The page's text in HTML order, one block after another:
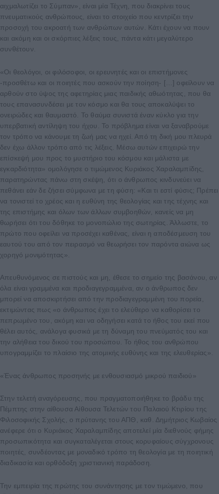
αιχμαλωτίζει το Σύμπαν», είναι μία Τέχνη, που διακρίνει τους
πνευματικούς ανθρώπους, είναι το στοιχείο που κεντρίζει την
προσοχή του ακροατή των ανθρώπων αυτών. Κάτι έχουν να πουν
και ακόμη και οι σκόρπιες λέξεις τους, πάντα κάτι μεγαλύτερο
συνθέτουν.
«Οι θεολόγοι, οι φιλόσοφοι, οι ερευνητές και οι επιστήμονες
-προσθέτω και οι ποιητές που ασκούν την ποίηση- […] οφείλουν να
αρθούν στο ύψος της αφετηρίας μιας παιδικής αθωότητας, που θα
τους επανασυνδέσει με τον κόσμο και θα τους αποκαλύψει το
ονειρώδες και θαυμαστό. Το θαύμα συνιστά έναν κύκλο για την
υπερβατική αντίληψη του ήχου. Το πρόβλημα είναι να ξαναβρούμε
τον τρόπο να κάνουμε τη ζωή μας να ηχεί. Από τη δική μου πλευρά
δεν έχω άλλον τρόπο από τις λέξεις. Μέσω αυτών επιχειρώ την
επίσκεψή μου προς το μυστήριο του κόσμου και μάλιστα με
εγκαρδιότητα» ομολόγησε ο τιμώμενος Κυριάκος Χαραλαμπίδης,
παρατηρώντας πάνω στη σκέψη, ότι ο άνθρωπος κινδυνεύει να
πεθάνει εάν δε ζήσει σύμφωνα με τη φύση: «Και τι εστί φύσις; Πρέπει
να τονιστεί το χρέος και η ευθύνη της θεολογίας και της τέχνης και
της επιστήμης και όλων των άλλων συμβοηθών, κανείς να μη
θωρήσει ότι του δόθηκε το μονοπώλιο της σωτηρίας. Άλλωστε, το
πρώτο που οφείλει να προσέχει καθένας, είναι η αποδέσμευση του
εαυτού του από τον πειρασμό να θεωρήσει τον παρόντα αιώνα ως
χορηγό μονιμότητας».
Απευθυνόμενος σε πιστούς και μη, έθεσε το σημείο της βασάνου, αν
όλα είναι γραμμένα και προδιαγεγραμμένα, αν ο άνθρωπος δεν
μπορεί να αποσκιρτήσει από την προδιαγεγραμμένη του πορεία,
εκτιμώντας πως «ο άνθρωπος έχει το ελεύθερο να καθορίσει το
πεπρωμένο του, ακόμη και να οδηγήσει κατά το ήθος του εκεί που
θέλει αυτός, ανάλογα φυσικά με τη δύναμη του πνεύματός του και
την αλήθεια του δικού του προσώπου. Το ήθος του ανθρώπου
υπογραμμίζει το πλαίσιο της ατομικής ευθύνης και της ελευθερίας».
«Ένας άνθρωπος προσηνής με ενθουσιασμό μικρού παιδιού»
Στην τελετή αναγόρευσης, που πραγματοποιήθηκε το βράδυ της
Πέμπτης στην αίθουσα Αίθουσα Τελετών του Παλαιού Κτιρίου της
Φιλοσοφικής Σχολής, ο πρύτανης του ΑΠΘ, καθ. Δημήτριος Κωβαίος
ανέφερε ότι ο Κυριάκος Χαραλαμπίδης αποτελεί μία διεθνούς φήμης
προσωπικότητα και συγκαταλέγεται στους κορυφαίους σύγχρονους
ποιητές, συνδέοντας με μοναδικό τρόπο τη θεολογία με τη ποιητική
διαδικασία και ορθόδοξη χριστιανική παράδοση.
Την εμπειρία της πρώτης του συνάντησης με τον τιμώμενο, που